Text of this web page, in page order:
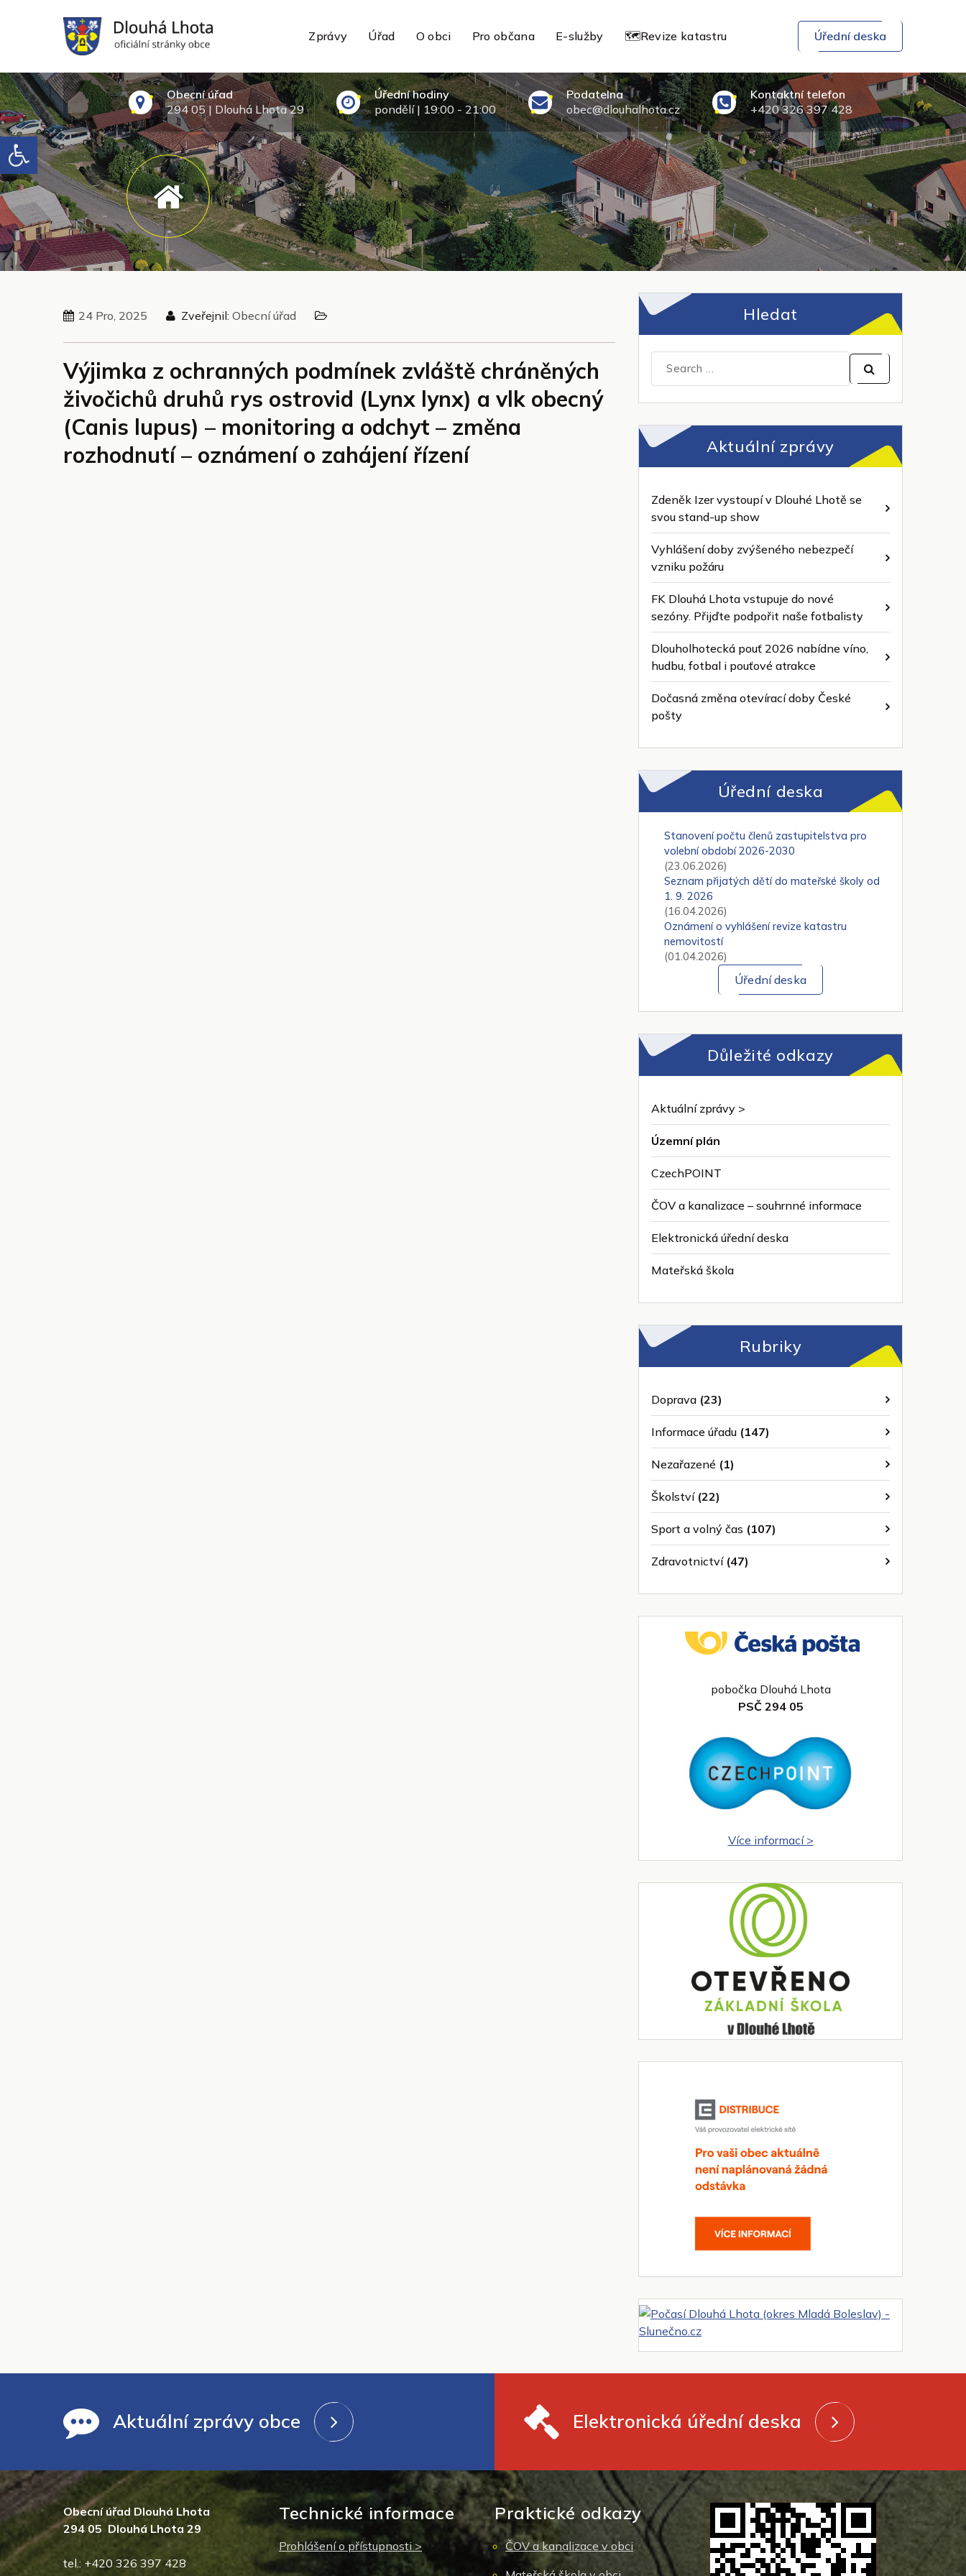
Open toolbar
Zprávy Úřad O obci Pro občana E-služby 🗺️Revize katastru Úřední deska
Obecní úřad
294 05 | Dlouhá Lhota 29
Úřední hodiny
pondělí | 19:00 - 21:00
Podatelna
obec@dlouhalhota.cz
Kontaktní telefon
+420 326 397 428
24 Pro, 2025 Zveřejnil: Obecní úřad
Výjimka z ochranných podmínek zvláště chráněných
živočichů druhů rys ostrovid (Lynx lynx) a vlk obecný
(Canis lupus) – monitoring a odchyt – změna
rozhodnutí – oznámení o zahájení řízení
Hledat
Aktuální zprávy
Zdeněk Izer vystoupí v Dlouhé Lhotě se
svou stand-up show
Vyhlášení doby zvýšeného nebezpečí
vzniku požáru
FK Dlouhá Lhota vstupuje do nové
sezóny. Přijďte podpořit naše fotbalisty
Dlouholhotecká pouť 2026 nabídne víno,
hudbu, fotbal i pouťové atrakce
Dočasná změna otevírací doby České
pošty
Úřední deska
Stanovení počtu členů zastupitelstva pro
volební období 2026-2030
(23.06.2026)
Seznam přijatých dětí do mateřské školy od
1. 9. 2026
(16.04.2026)
Oznámení o vyhlášení revize katastru
nemovitostí
(01.04.2026)
Úřední deska
Důležité odkazy
Aktuální zprávy >
Územní plán
CzechPOINT
ČOV a kanalizace – souhrnné informace
Elektronická úřední deska
Mateřská škola
Rubriky
Doprava (23)
Informace úřadu (147)
Nezařazené (1)
Školství(22)
Sport a volný čas (107)
Zdravotnictví(47)
pobočka Dlouhá Lhota
PSČ 294 05
Více informací >
Aktuální zprávy obce Elektronická úřední deska
Obecní úřad Dlouhá Lhota
294 05 Dlouhá Lhota 29
tel.: +420 326 397 428
Technické informace
Prohlášení o přístupnosti >
Praktické odkazy
ČOV a kanalizace v obci